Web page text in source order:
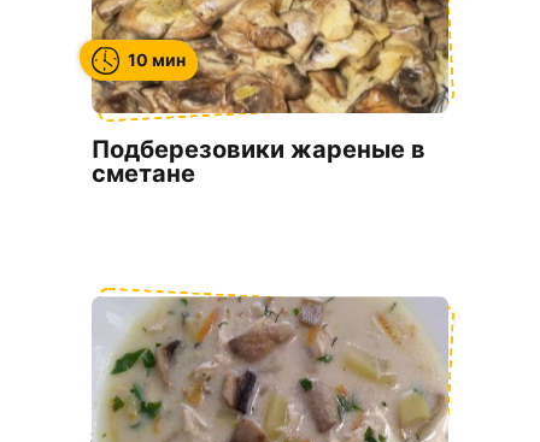
10 мин
Подберезовики жареные в
сметане